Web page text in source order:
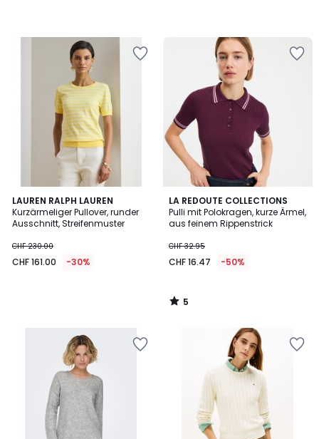
LAUREN RALPH LAUREN
Kurzärmeliger Pullover, runder
Ausschnitt, Streifenmuster
CHF 230.00
CHF 161.00 -30%
LA REDOUTE COLLECTIONS
Pulli mit Polokragen, kurze Ärmel,
aus feinem Rippenstrick
CHF 32.95
CHF 16.47 -50%
5
/
5
5
/